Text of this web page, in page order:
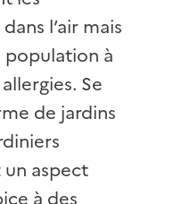
l’air mais
population à
Se
de jardins
aspect
à des